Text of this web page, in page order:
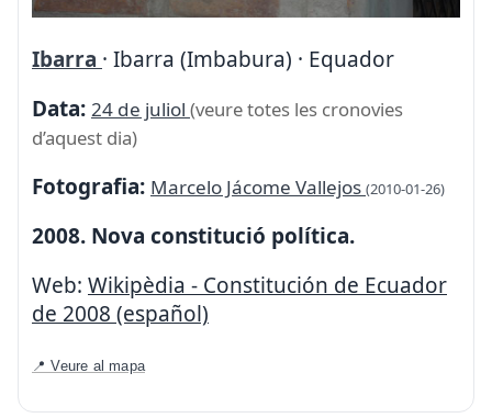
Ibarra · Ibarra (Imbabura) · Equador
Data: 24 de juliol (veure totes les cronovies
d’aquest dia)
Fotografia: Marcelo Jácome Vallejos (2010-01-26)
2008. Nova constitució política.
Web: Wikipèdia - Constitución de Ecuador
de 2008 (español)
📍 Veure al mapa